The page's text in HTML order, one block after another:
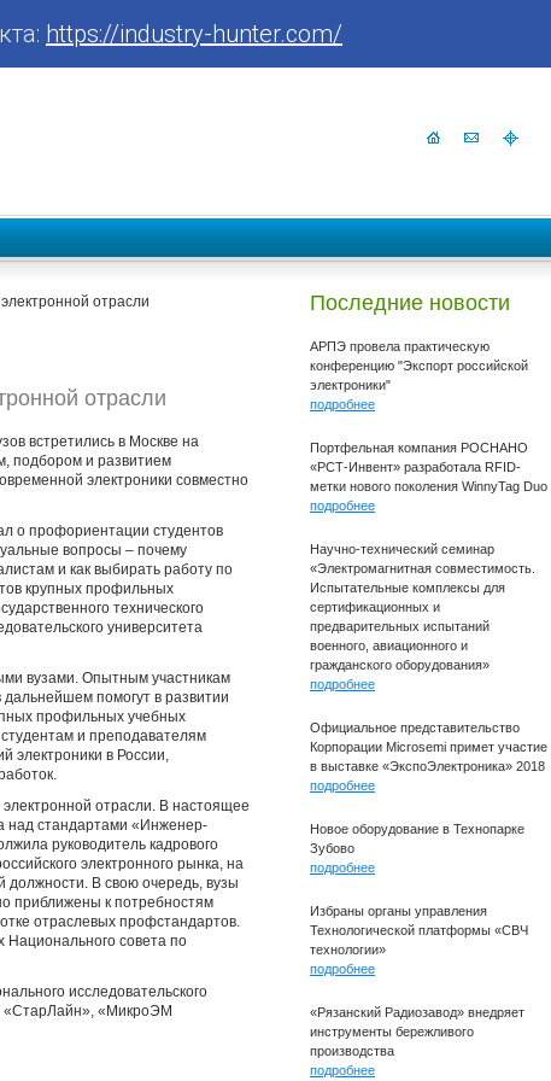
https://industry-hunter.com/
отрасли
отрасли
встретились в Москве на
подбором и развитием
электроники совместно
о профориентации студентов
вопросы – почему
и как выбирать работу по
крупных профильных
технического
университета
вузами. Опытным участникам
помогут в развитии
профильных учебных
и преподавателям
электроники в России,
отрасли. В настоящее
над стандартами «Инженер-
руководитель кадрового
электронного рынка, на
должности. В свою очередь, вузы
приближены к потребностям
отраслевых профстандартов.
Национального совета по
исследовательского
«СтарЛайн», «МикроЭМ
Последние новости
АРПЭ провела практическую
конференцию "Экспорт российской
электроники"
подробнее
Портфельная компания РОСНАНО
«РСТ-Инвент» разработала RFID-
метки нового поколения WinnyTag Duo
подробнее
Научно-технический семинар
«Электромагнитная совместимость.
Испытательные комплексы для
сертификационных и
предварительных испытаний
военного, авиационного и
гражданского оборудования»
подробнее
Официальное представительство
Корпорации Microsemi примет участие
в выставке «ЭкспоЭлектроника» 2018
подробнее
Новое оборудование в Технопарке
Зубово
подробнее
Избраны органы управления
Технологической платформы «СВЧ
технологии»
подробнее
«Рязанский Радиозавод» внедряет
инструменты бережливого
производства
подробнее